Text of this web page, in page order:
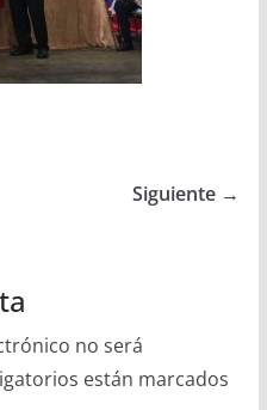
Siguiente →
no será
están marcados